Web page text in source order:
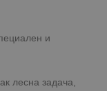
и
лесна задача,